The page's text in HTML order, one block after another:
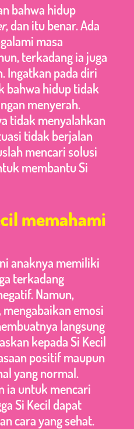
bahwa hidup
, dan itu benar. Ada
masa
terkadang ia juga
Ingatkan pada diri
bahwa hidup tidak
menyerah.
tidak menyalahkan
tidak berjalan
mencari solusi
membantu Si
memahami
anaknya memiliki
terkadang
Namun,
emosi
langsung
kepada Si Kecil
positif maupun
yang normal.
ia untuk mencari
Si Kecil dapat
cara yang sehat.